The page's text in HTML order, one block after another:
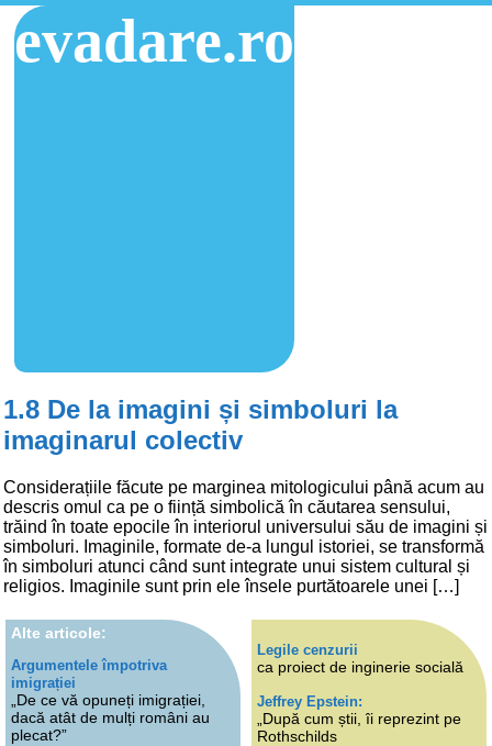
evadare.ro
1.8 De la imagini și simboluri la
imaginarul colectiv
Considerațiile făcute pe marginea mitologicului până acum au
descris omul ca pe o ființă simbolică în căutarea sensului,
trăind în toate epocile în interiorul universului său de imagini și
simboluri. Imaginile, formate de-a lungul istoriei, se transformă
în simboluri atunci când sunt integrate unui sistem cultural și
religios. Imaginile sunt prin ele însele purtătoarele unei […]
Alte articole:
Argumentele împotriva
imigrației
„De ce vă opuneți imigrației,
dacă atât de mulți români au
plecat?”
Legile cenzurii
ca proiect de inginerie socială
Jeffrey Epstein:
„După cum știi, îi reprezint pe
Rothschilds